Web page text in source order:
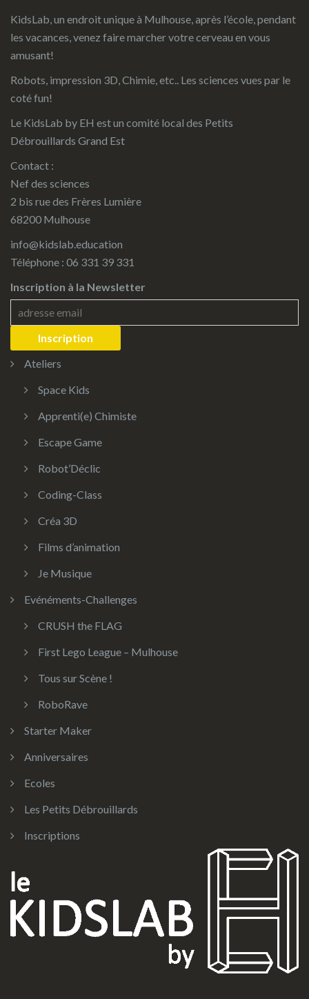
KidsLab, un endroit unique à Mulhouse, après l’école, pendant
les vacances, venez faire marcher votre cerveau en vous
amusant!
Robots, impression 3D, Chimie, etc.. Les sciences vues par le
coté fun!
Le KidsLab by EH est un comité local des Petits
Débrouillards Grand Est
Contact :
Nef des sciences
2 bis rue des Frères Lumière
68200 Mulhouse
info@kidslab.education
Téléphone : 06 331 39 331
Inscription à la Newsletter
Ateliers
Space Kids
Apprenti(e) Chimiste
Escape Game
Robot’Déclic
Coding-Class
Créa 3D
Films d’animation
Je Musique
Evénéments-Challenges
CRUSH the FLAG
First Lego League – Mulhouse
Tous sur Scène !
RoboRave
Starter Maker
Anniversaires
Ecoles
Les Petits Débrouillards
Inscriptions